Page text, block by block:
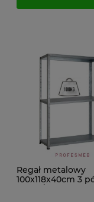
Regał metalowy
100x118x40cm 3